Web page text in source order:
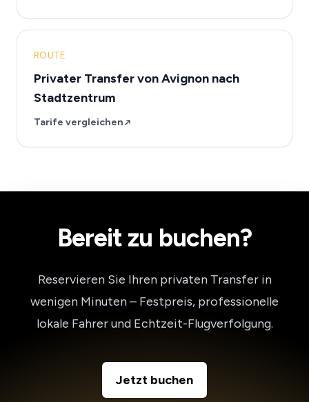
ROUTE
Privater Transfer von Avignon nach
Stadtzentrum
Tarife vergleichen
Bereit zu buchen?
Reservieren Sie Ihren privaten Transfer in
wenigen Minuten – Festpreis, professionelle
lokale Fahrer und Echtzeit-Flugverfolgung.
Jetzt buchen